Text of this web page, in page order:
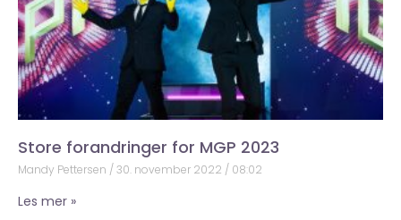
Store forandringer for MGP 2023
Mandy Pettersen 30. november 2022 08:02
Les mer »